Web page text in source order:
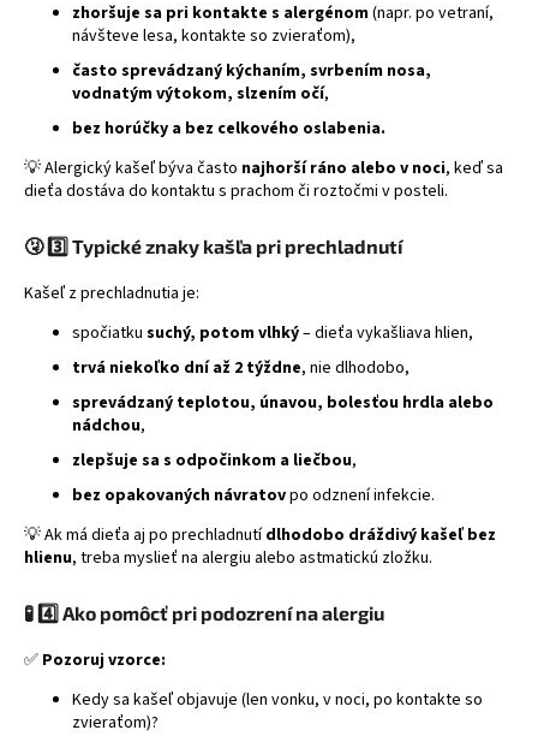
zhoršuje sa pri kontakte s alergénom(napr. po vetraní,
návšteve lesa, kontakte so zvieraťom),
často sprevádzaný kýchaním, svrbením nosa,
vodnatým výtokom, slzením očí,
bez horúčky a bez celkového oslabenia.
💡 Alergický kašeľ býva často najhorší ráno alebo v noci, keď sa
dieťa dostáva do kontaktu s prachom či roztočmi v posteli.
🤧3️⃣ Typické znaky kašľa pri prechladnutí
Kašeľ z prechladnutia je:
spočiatku suchý, potom vlhký– dieťa vykašliava hlien,
trvá niekoľko dní až 2 týždne, nie dlhodobo,
sprevádzaný teplotou, únavou, bolesťou hrdla alebo
nádchou,
zlepšuje sa s odpočinkom a liečbou,
bez opakovaných návratovpo odznení infekcie.
💡 Ak má dieťa aj po prechladnutídlhodobo dráždivý kašeľ bez
hlienu, treba myslieť na alergiu alebo astmatickú zložku.
🧪4️⃣ Ako pomôcť pri podozrení na alergiu
✅ Pozoruj vzorce:
Kedy sa kašeľ objavuje (len vonku, v noci, po kontakte so
zvieraťom)?